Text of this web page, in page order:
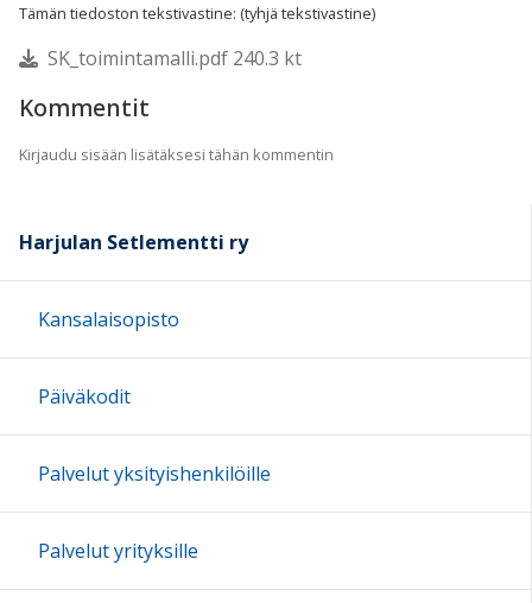
Tämän tiedoston tekstivastine: (tyhjä tekstivastine)
SK_toimintamalli.pdf 240.3 kt
Kommentit
Kirjaudu sisään lisätäksesi tähän kommentin
Harjulan Setlementti ry
Kansalaisopisto
Päiväkodit
Palvelut yksityishenkilöille
Palvelut yrityksille